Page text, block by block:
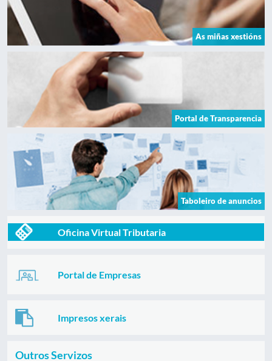
As miñas xestións
Portal de Transparencia
Taboleiro de anuncios
Oficina Virtual Tributaria
Portal de Empresas
Impresos xerais
Outros Servizos